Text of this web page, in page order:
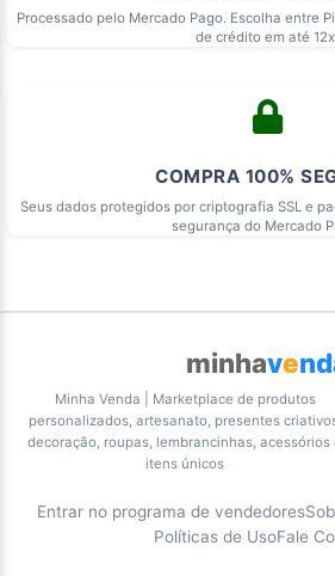
Processado pelo Mercado Pago. Escolha entre
de crédito em até
COMPRA 100%
Seus dados protegidos por criptografia SSL e
segurança do Mercado
minhave
Minha Venda | Marketplace de produtos
personalizados, artesanato, presentes
decoração, roupas, lembrancinhas, acessórios
itens únicos
Entrar no programa de vendedores
Políticas de UsoFale